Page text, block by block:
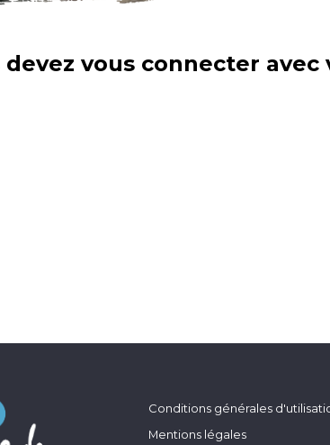
devez vous connecter
Conditions générales
Mentions légales